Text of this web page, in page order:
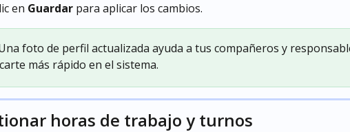
en Guardar para aplicar los cambios.
foto de perfil actualizada ayuda a tus compañeros y
más rápido en el sistema.
horas de trabajo y turnos